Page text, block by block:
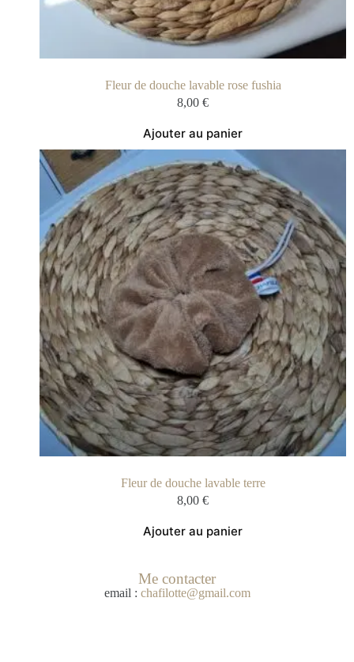
Fleur de douche lavable rose fushia
8,00 €
Ajouter au panier
Fleur de douche lavable terre
8,00 €
Ajouter au panier
Me contacter
email : chafilotte@gmail.com